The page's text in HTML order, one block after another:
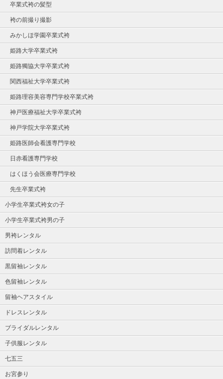
卒業式袴の髪型
袴の前撮り撮影
みかしほ学園卒業式袴
姫路大学卒業式袴
姫路獨協大学卒業式袴
関西福祉大学卒業式袴
姫路理容美容専門学校卒業式袴
神戸医療福祉大学卒業式袴
神戸学院大学卒業式袴
姫路医師会看護専門学校
日赤看護専門学校
はくほう会医療専門学校
先生卒業式袴
小学生卒業式袴女の子
小学生卒業式袴男の子
男袴レンタル
訪問着レンタル
黒留袖レンタル
色留袖レンタル
留袖ヘアスタイル
ドレスレンタル
ブライダルレンタル
子供服レンタル
七五三
お宮参り